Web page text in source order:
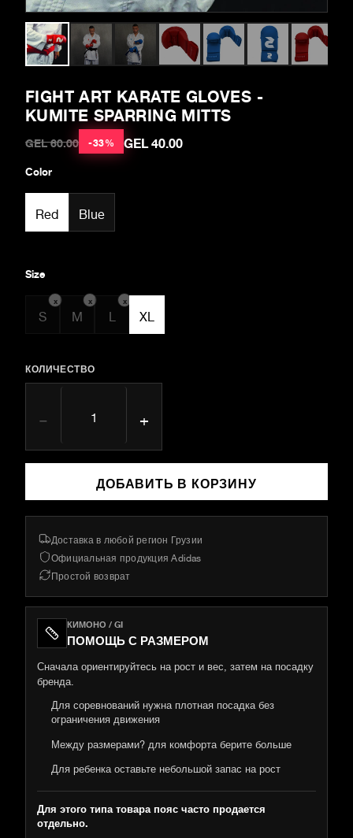
FIGHT ART KARATE GLOVES -
KUMITE SPARRING MITTS
GEL 60.00 -33% GEL 40.00
Color
Red Blue
Size
S
x
M
x
L
x
XL
КОЛИЧЕСТВО
− +
ДОБАВИТЬ В КОРЗИНУ
Доставка в любой регион Грузии
Официальная продукция Adidas
Простой возврат
КИМОНО / GI
ПОМОЩЬ С РАЗМЕРОМ
Сначала ориентируйтесь на рост и вес, затем на посадку
бренда.
Для соревнований нужна плотная посадка без
ограничения движения
Между размерами? для комфорта берите больше
Для ребенка оставьте небольшой запас на рост
Для этого типа товара пояс часто продается
отдельно.